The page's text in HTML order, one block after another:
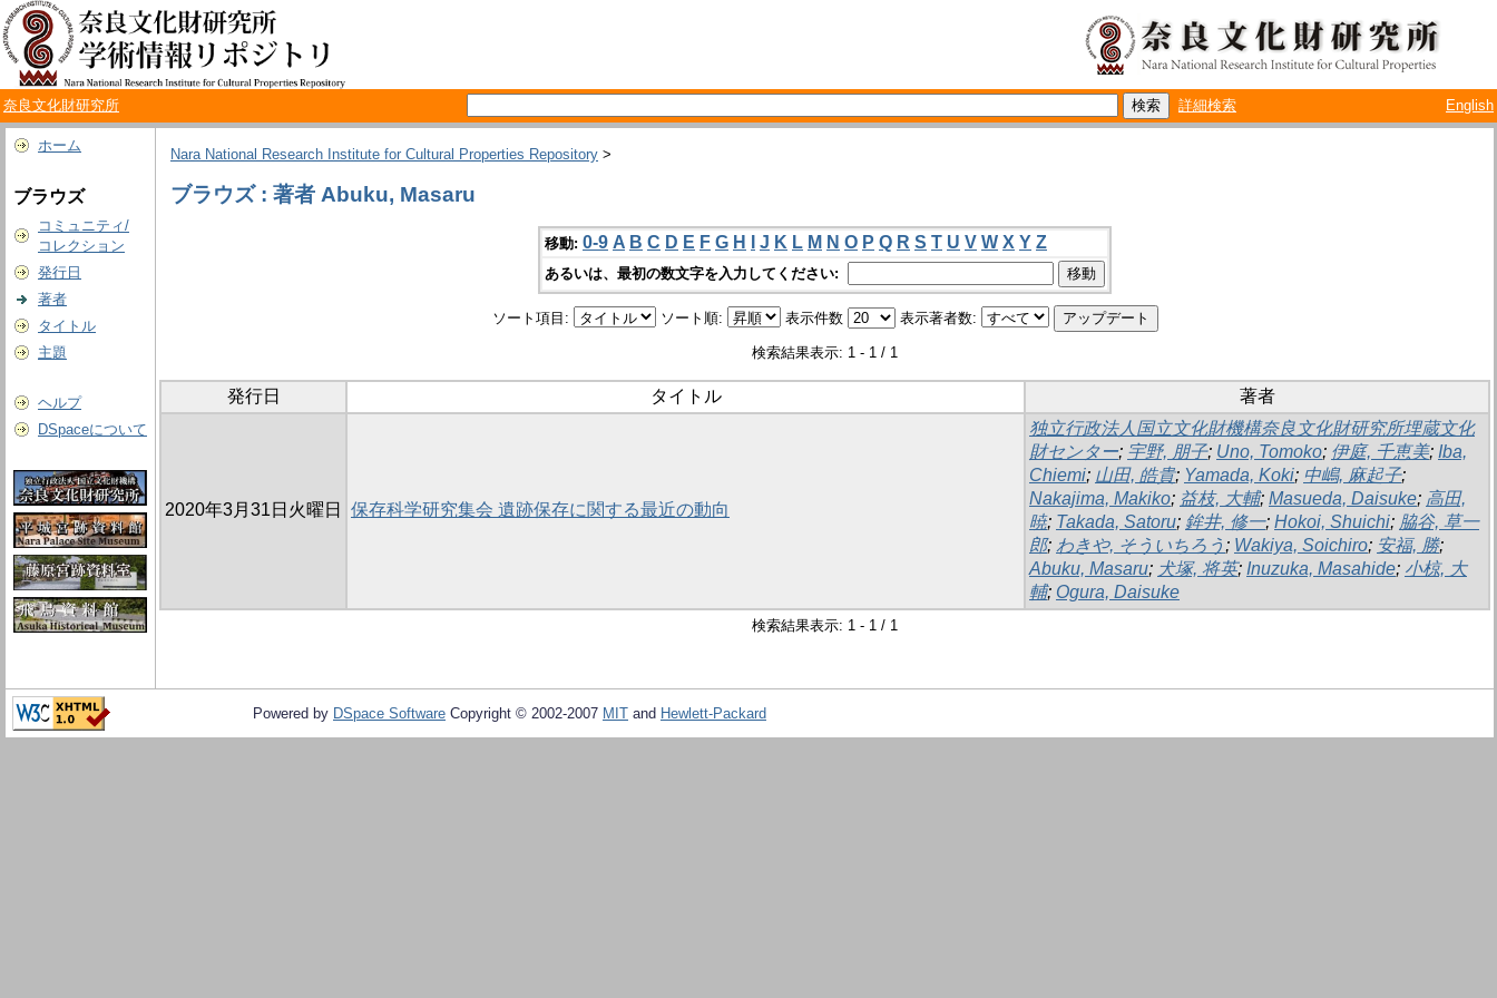
奈良文化財研究所 詳細検索 English
ホーム
ブラウズ
コミュニティ/
コレクション
発行日
著者
タイトル
主題
ヘルプ
DSpaceについて
Nara National Research Institute for Cultural Properties Repository >
ブラウズ : 著者 Abuku, Masaru
移動: 0-9 A B C D E F G H J K L M N O P Q R S T U V W X Y Z
あるいは、最初の数文字を入力してください:
ソート項目: ソート順: 表示件数 表示著者数:
検索結果表示: 1 - 1 / 1
発行日 タイトル 著者
2020年3月31日火曜日 保存科学研究集会 遺跡保存に関する最近の動向
独立行政法人国立文化財機構奈良文化財研究所埋蔵文化
財センター; 宇野, 朋子; Uno, Tomoko; 伊庭, 千恵美; Iba,
Chiemi; 山田, 皓貴; Yamada, Koki; 中嶋, 麻起子;
Nakajima, Makiko; 益枝, 大輔; Masueda, Daisuke; 高田,
暁; Takada, Satoru; 鉾井, 修一; Hokoi, Shuichi; 脇谷, 草一
郎; わきや, そういちろう ; Wakiya, Soichiro; 安福, 勝;
Abuku, Masaru; 犬塚, 将英; Inuzuka, Masahide; 小椋, 大
輔; Ogura, Daisuke
検索結果表示: 1 - 1 / 1
Powered by DSpace Software Copyright © 2002-2007 MIT and Hewlett-Packard